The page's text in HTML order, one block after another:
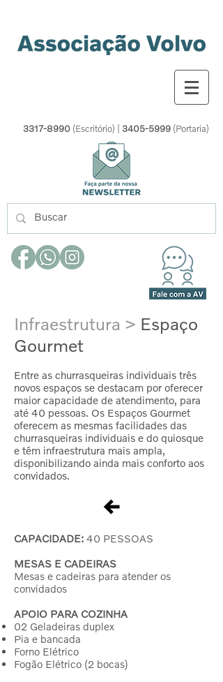
3317-8990 (Escritório) | 3405-5999(Portaria)
Infraestrutura > Espaço
Gourmet
Entre as churrasqueiras individuais três
novos espaços se destacam por oferecer
maior capacidade de atendimento, para
até 40 pessoas. Os Espaços Gourmet
oferecem as mesmas facilidades das
churrasqueiras individuais e do quiosque
e têm infraestrutura mais ampla,
disponibilizando ainda mais conforto aos
convidados.
CAPACIDADE: 40 PESSOAS
MESAS E CADEIRAS
Mesas e cadeiras para atender os
convidados
APOIO PARA COZINHA
02 Geladeiras duplex
Pia e bancada
Forno Elétrico
Fogão Elétrico (2 bocas)